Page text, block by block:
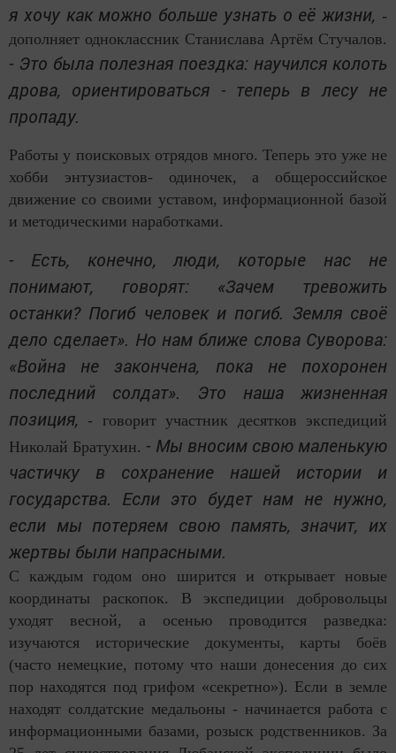
я хочу как можно больше узнать о её жизни, -
дополняет одноклассник Станислава Артём Стучалов.
- Это была полезная поездка: научился колоть
дрова, ориентироваться - теперь в лесу не
пропаду.
Работы у поисковых отрядов много. Теперь это уже не
хобби энтузиастов- одиночек, а общероссийское
движение со своими уставом, информационной базой
и методическими наработками.
- Есть, конечно, люди, которые нас не
понимают, говорят: «Зачем тревожить
останки? Погиб человек и погиб. Земля своё
дело сделает». Но нам ближе слова Суворова:
«Война не закончена, пока не похоронен
последний солдат». Это наша жизненная
позиция, - говорит участник десятков экспедиций
Николай Братухин. - Мы вносим свою маленькую
частичку в сохранение нашей истории и
государства. Если это будет нам не нужно,
если мы потеряем свою память, значит, их
жертвы были напрасными.
С каждым годом оно ширится и открывает новые
координаты раскопок. В экспедиции добровольцы
уходят весной, а осенью проводится разведка:
изучаются исторические документы, карты боёв
(часто немецкие, потому что наши донесения до сих
пор находятся под грифом «секретно»). Если в земле
находят солдатские медальоны - начинается работа с
информационными базами, розыск родственников. За